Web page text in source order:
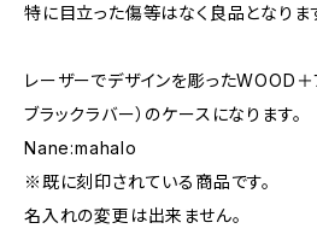
特に目立った傷等はなく良品となりま
レーザーでデザインを彫ったWOOD＋
ブラックラバー）のケースになります。
Nane:mahalo
※既に刻印されている商品です。
名入れの変更は出来ません。